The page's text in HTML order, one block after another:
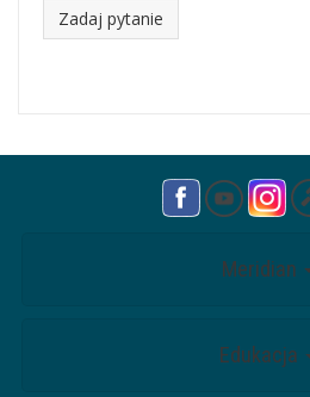
Zadaj pytanie
Meridian
Edukacja